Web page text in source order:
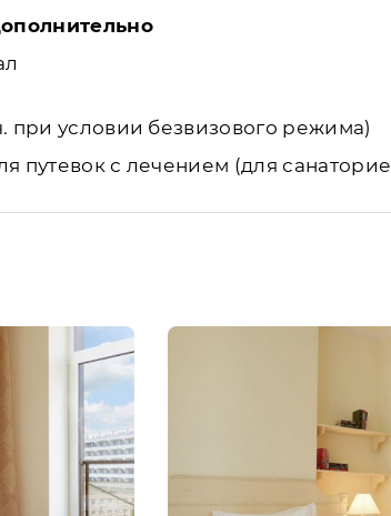
при условии безвизового режима)
путевок с лечением (для